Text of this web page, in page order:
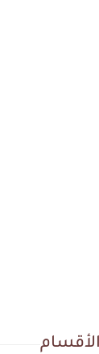
الأقسام